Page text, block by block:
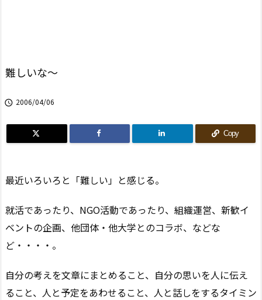
難しいな〜
 2006/04/06
Copy
最近いろいろと「難しい」と感じる。
就活であったり、NGO活動であったり、組織運営、新歓イ
ベントの企画、他団体・他大学とのコラボ、などな
ど・・・・。
自分の考えを文章にまとめること、自分の思いを人に伝え
ること、人と予定をあわせること、人と話しをするタイミン